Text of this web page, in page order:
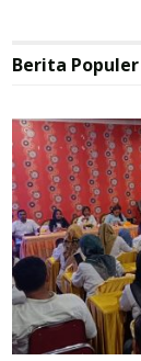
Berita Populer